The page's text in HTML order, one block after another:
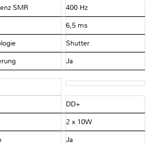
SMR 400 Hz
6,5 ms
Shutter
Ja
DD+
2 x 10W
Ja